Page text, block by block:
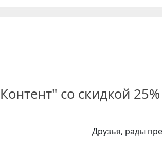
со скидкой 25%
Друзья, рады